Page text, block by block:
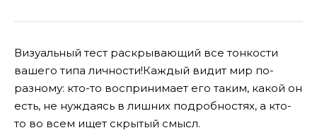
Визуальный тест раскрывающий все тонкости
вашего типа личности!Каждый видит мир по-
разному: кто-то воспринимает его таким, какой он
есть, не нуждаясь в лишних подробностях, а кто-
то во всем ищет скрытый смысл.